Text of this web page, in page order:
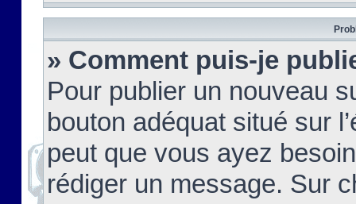
» Comment puis-je
Pour publier un nouveau
bouton adéquat situé sur
peut que vous ayez
rédiger un message. Sur